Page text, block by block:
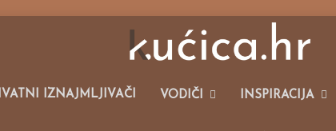
O Malim Kućama I Održivom Načinu Života.
IZNAJMLJIVAČI VODIČI INSPIRACIJA